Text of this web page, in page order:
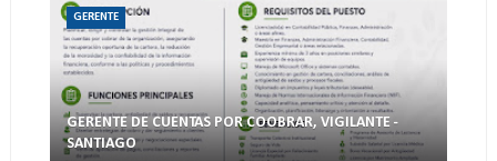
GERENTE
GERENTE DE CUENTAS POR COOBRAR, VIGILANTE -
SANTIAGO